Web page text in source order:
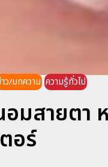
ว/บทความ ความรู้ทั่วไป
มสายตา
อร์